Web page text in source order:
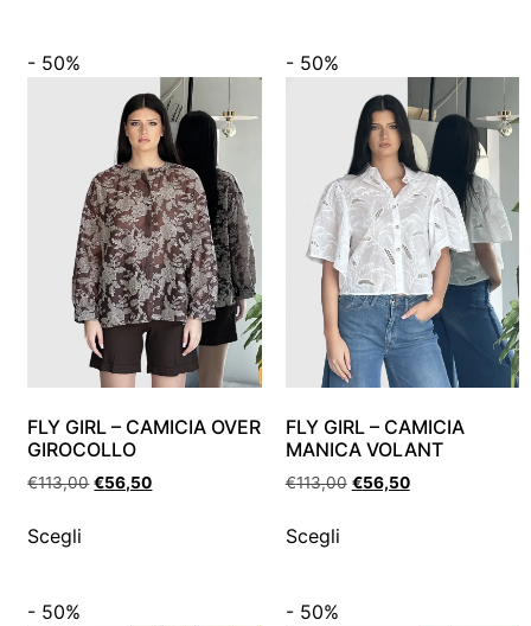
- 50%
FLY GIRL – CAMICIA OVER
GIROCOLLO
€113,00 €56,50
Scegli
- 50%
FLY GIRL – CAMICIA
MANICA VOLANT
€113,00 €56,50
Scegli
- 50% - 50%